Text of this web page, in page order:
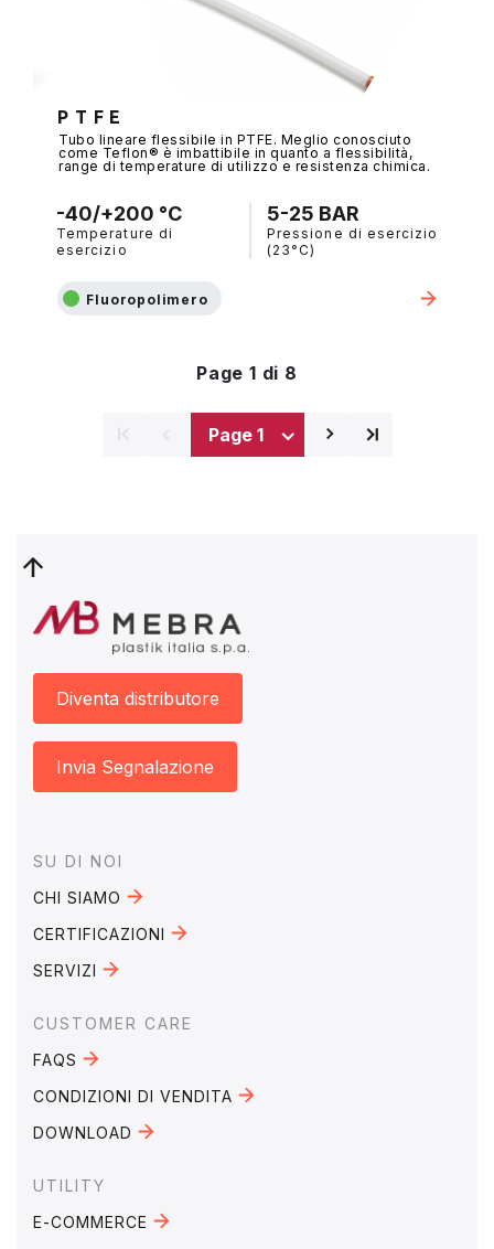
P T F E
Tubo lineare flessibile in PTFE. Meglio conosciuto
come Teflon® è imbattibile in quanto a flessibilità,
range di temperature di utilizzo e resistenza chimica.
-40/+200 °C
Temperature di
esercizio
5-25 BAR
Pressione di esercizio
(23°C)
Fluoropolimero
Page 1 di 8
Pagina
⌃
Ultima
⌅
Diventa distributore
Invia Segnalazione
Footer
SU DI NOI
CHI SIAMO
CERTIFICAZIONI
SERVIZI
CUSTOMER CARE
FAQS
CONDIZIONI DI VENDITA
DOWNLOAD
UTILITY
E-COMMERCE